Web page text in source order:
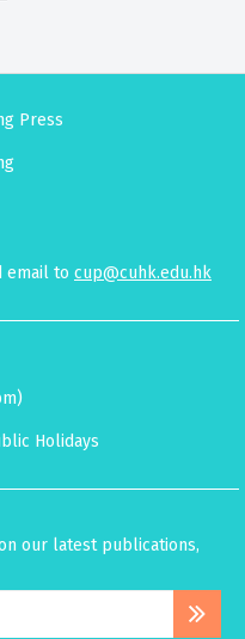
Press
email to cup@cuhk.edu.hk
Holidays
our latest publications,